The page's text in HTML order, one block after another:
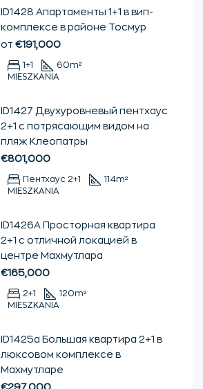
ID1428 Апартаменты 1+1 в вип-
комплексе в районе Тосмур
от €191,000
1+1 60m²
MIESZKANIA
ID1427 Двухуровневый пентхаус
2+1 с потрясающим видом на
пляж Клеопатры
€801,000
Пентхаус 2+1 114m²
MIESZKANIA
ID1426А Просторная квартира
2+1 с отличной локацией в
центре Махмутлара
€165,000
2+1 120m²
MIESZKANIA
ID1425а Большая квартира 2+1 в
люксовом комплексе в
Махмутларе
€297,000